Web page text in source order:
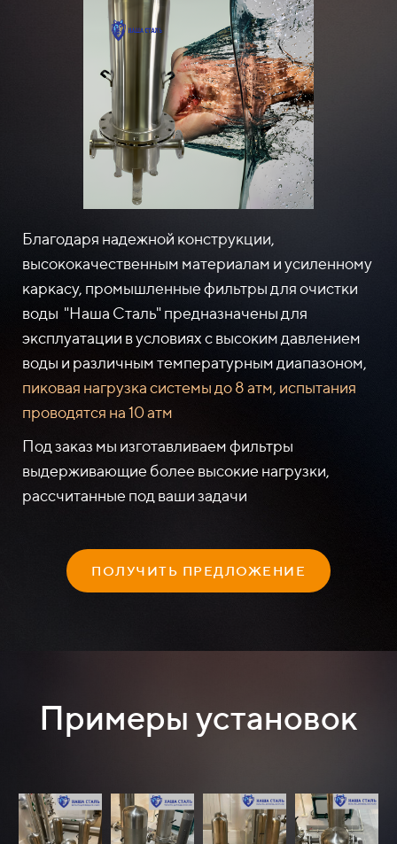
Благодаря надежной конструкции,
высококачественным материалам и усиленному
каркасу, промышленные фильтры для очистки
воды "Наша Сталь" предназначены для
эксплуатации в условиях с высоким давлением
воды и различным температурным диапазоном,
пиковая нагрузка системы до 8 атм, испытания
проводятся на 10 атм
Под заказ мы изготавливаем фильтры
выдерживающие более высокие нагрузки,
рассчитанные под ваши задачи
ПОЛУЧИТЬ ПРЕДЛОЖЕНИЕ
Примеры установок